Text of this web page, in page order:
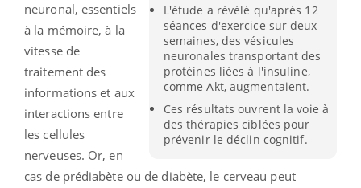
L'étude a révélé qu'après 12
séances d'exercice sur deux
semaines, des vésicules
neuronales transportant des
protéines liées à l'insuline,
comme Akt, augmentaient.
Ces résultats ouvrent la voie à
des thérapies ciblées pour
prévenir le déclin cognitif.
neuronal, essentiels
à la mémoire, à la
vitesse de
traitement des
informations et aux
interactions entre
les cellules
nerveuses. Or, en
cas de prédiabète ou de diabète, le cerveau peut